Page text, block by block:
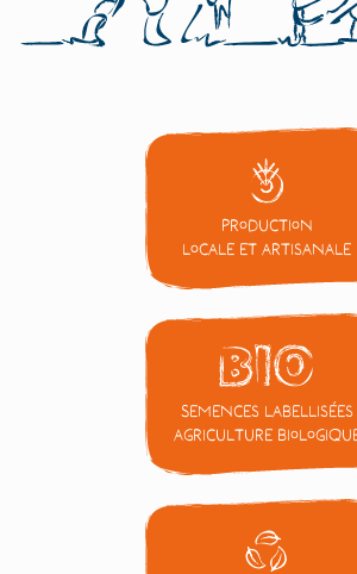
Production
locale et artisanale
Semences labellisées
Agriculture